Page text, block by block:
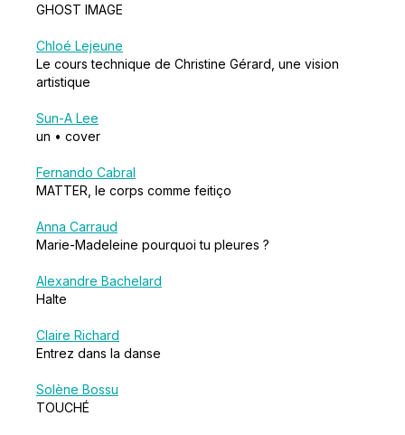
GHOST IMAGE
Chloé Lejeune
Le cours technique de Christine Gérard, une vision
artistique
Sun-A Lee
un • cover
Fernando Cabral
MATTER, le corps comme feitiço
Anna Carraud
Marie-Madeleine pourquoi tu pleures ?
Alexandre Bachelard
Halte
Claire Richard
Entrez dans la danse
Solène Bossu
TOUCHÉ